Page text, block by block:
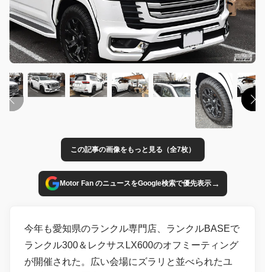
この記事の画像をもっと見る（全7枚）
Motor Fan のニュースをGoogle検索で優先表示→
今年も愛知県のランクル専門店、ランクルBASEで
ランクル300＆レクサスLX600のオフミーティング
が開催された。広い会場にズラリと並べられたユ